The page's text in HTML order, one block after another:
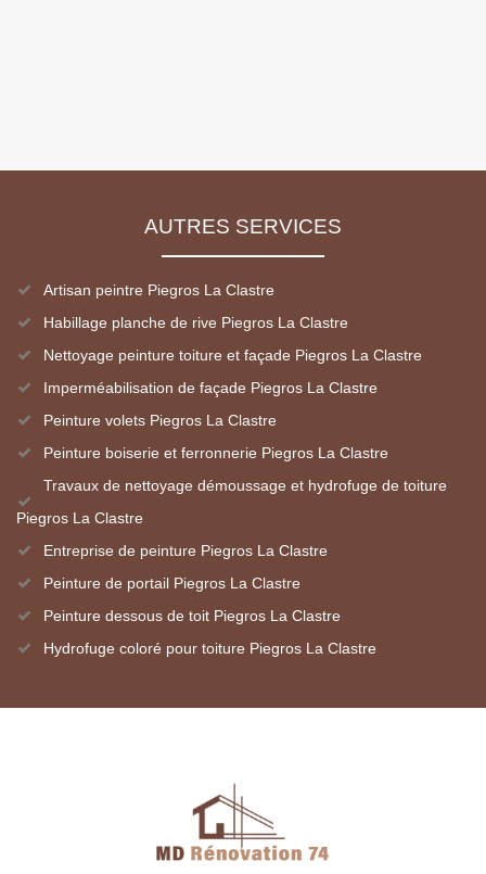
AUTRES SERVICES
Artisan peintre Piegros La Clastre
Habillage planche de rive Piegros La Clastre
Nettoyage peinture toiture et façade Piegros La Clastre
Imperméabilisation de façade Piegros La Clastre
Peinture volets Piegros La Clastre
Peinture boiserie et ferronnerie Piegros La Clastre
Travaux de nettoyage démoussage et hydrofuge de toiture
Piegros La Clastre
Entreprise de peinture Piegros La Clastre
Peinture de portail Piegros La Clastre
Peinture dessous de toit Piegros La Clastre
Hydrofuge coloré pour toiture Piegros La Clastre